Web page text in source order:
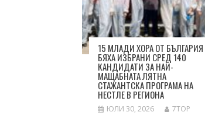
15 МЛАДИ ХОРА ОТ БЪЛГАРИЯ
БЯХА ИЗБРАНИ СРЕД 140
КАНДИДАТИ ЗА НАЙ-
МАЩАБНАТА ЛЯТНА
СТАЖАНТСКА ПРОГРАМА НА
НЕСТЛЕ В РЕГИОНА
ЮЛИ 30, 2026
7TOP